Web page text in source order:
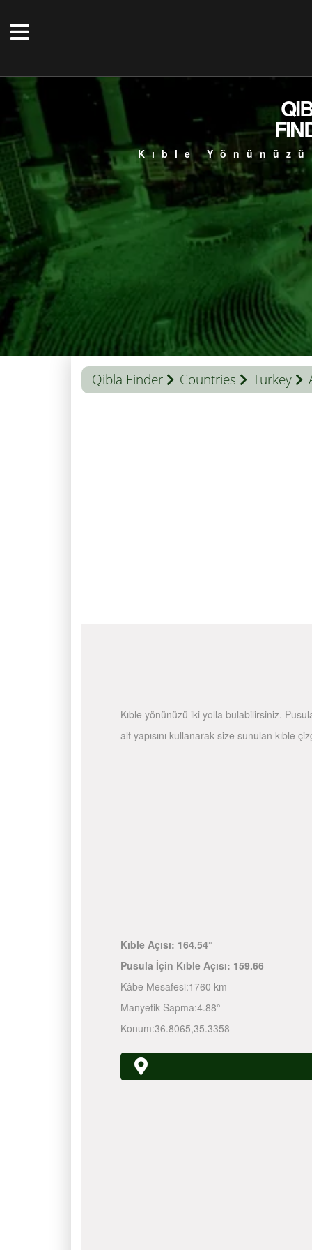
Kıble
Qibla Finder Countries Turkey
Kıble yönünüzü iki yolla bulabilirsiniz.
alt yapısını kullanarak size sunulan kıble
Kıble Açısı: 164.54°
Pusula İçin Kıble Açısı: 159.66
Kâbe Mesafesi:1760 km
Manyetik Sapma:4.88°
Konum:36.8065,35.3358